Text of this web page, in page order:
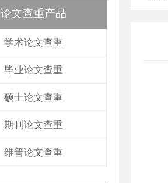
论文查重产品
学术论文查重
毕业论文查重
硕士论文查重
期刊论文查重
维普论文查重